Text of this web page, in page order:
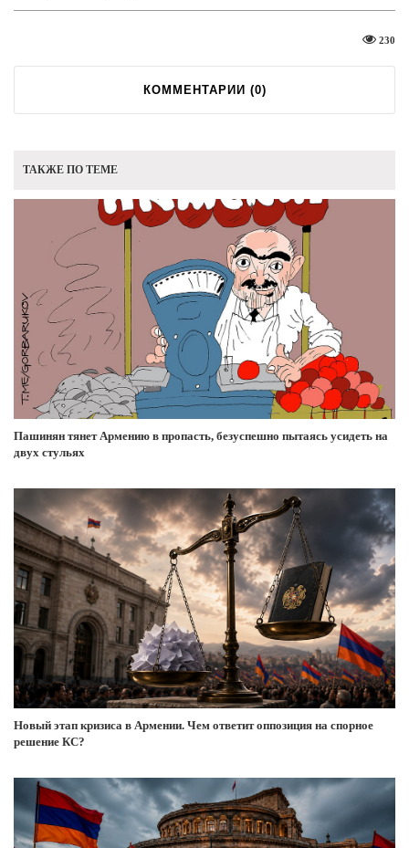
230
КОММЕНТАРИИ (0)
ТАКЖЕ ПО ТЕМЕ
Пашинян тянет Армению в пропасть, безуспешно пытаясь усидеть на
двух стульях
Новый этап кризиса в Армении. Чем ответит оппозиция на спорное
решение КС?